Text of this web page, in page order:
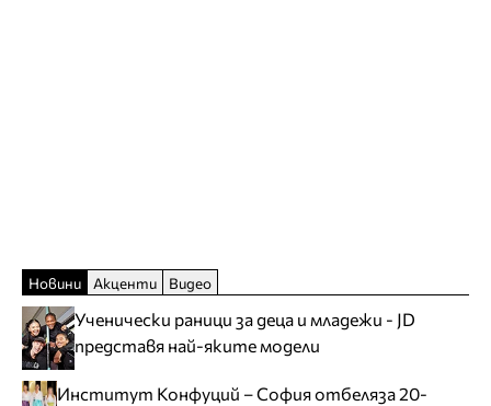
Новини Акценти Видео
Ученически раници за деца и младежи - JD
представя най-яките модели
Институт Конфуций – София отбеляза 20-